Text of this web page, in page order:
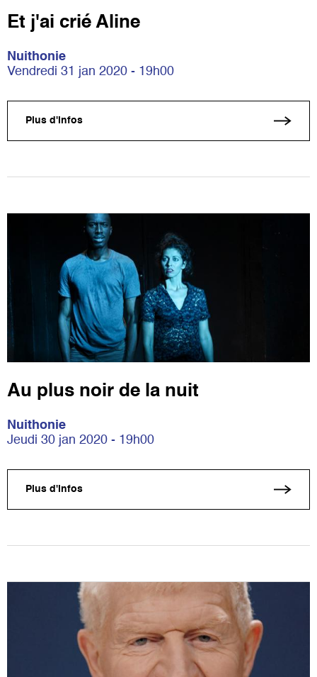
Et j'ai crié Aline
Nuithonie
Vendredi 31 jan 2020 - 19h00
Plus d'infos
Au plus noir de la nuit
Nuithonie
Jeudi 30 jan 2020 - 19h00
Plus d'infos